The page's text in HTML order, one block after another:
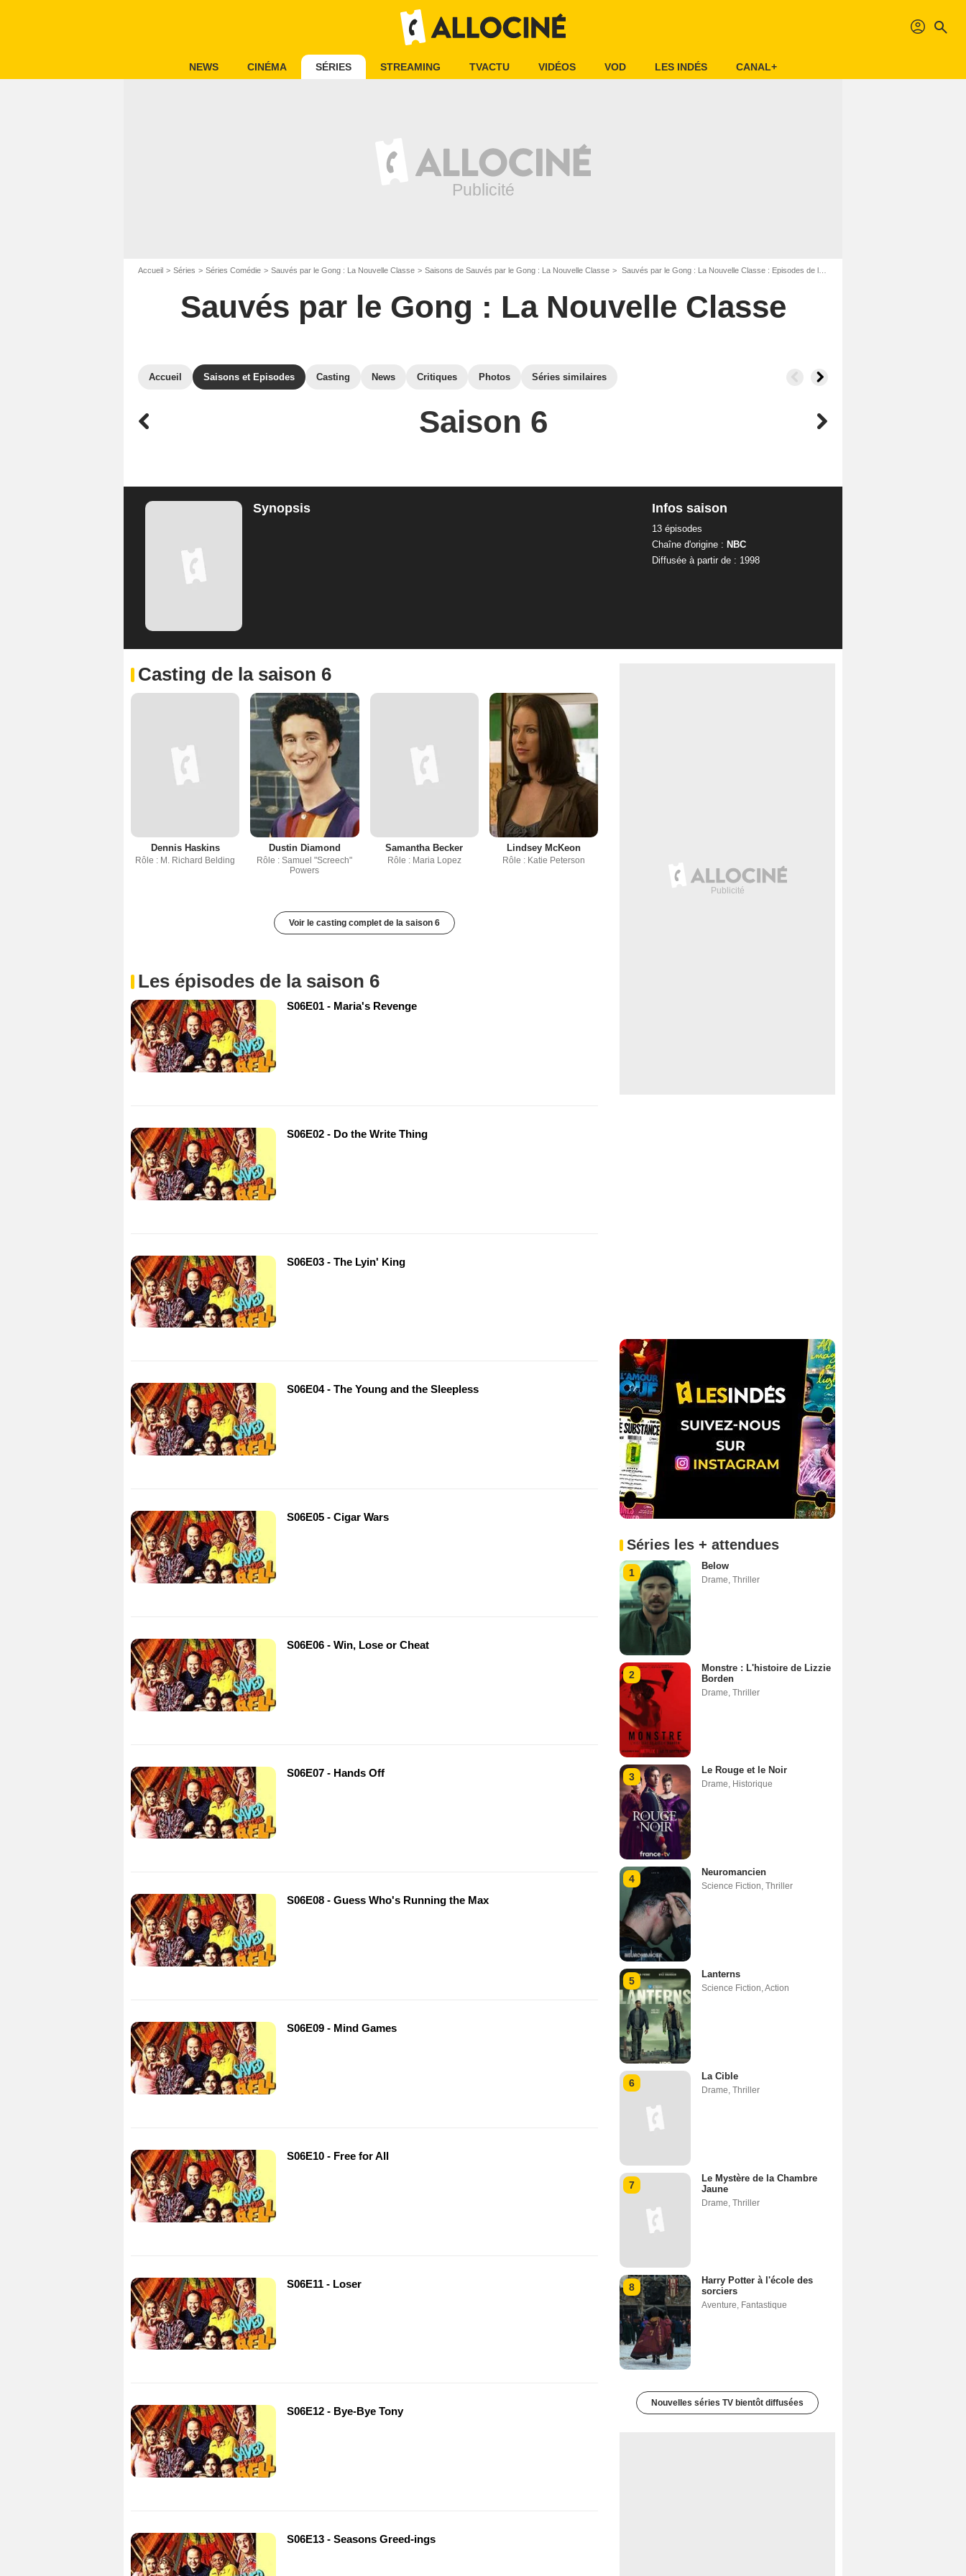
profil search
NEWS CINÉMA SÉRIES STREAMING TVACTU VIDÉOS VOD LES INDÉS CANAL+
Accueil Séries Séries Comédie Sauvés par le Gong : La Nouvelle Classe Saisons de Sauvés par le Gong : La Nouvelle Classe Sauvés par le Gong : La Nouvelle Classe : Episodes de la saison 6
Sauvés par le Gong : La Nouvelle Classe
Accueil Saisons et Episodes Casting News Critiques Photos Séries similaires
Saison 6
Synopsis Infos saison
13 épisodes
Chaîne d'origine : NBC
Diffusée à partir de : 1998
Casting de la saison 6
Dennis Haskins
Rôle : M. Richard Belding
Dustin Diamond
Rôle : Samuel "Screech"
Powers
Samantha Becker
Rôle : Maria Lopez
Lindsey McKeon
Rôle : Katie Peterson
Voir le casting complet de la saison 6
Les épisodes de la saison 6
S06E01 - Maria's Revenge
S06E02 - Do the Write Thing
S06E03 - The Lyin' King
S06E04 - The Young and the Sleepless
S06E05 - Cigar Wars
S06E06 - Win, Lose or Cheat
S06E07 - Hands Off
S06E08 - Guess Who's Running the Max
S06E09 - Mind Games
S06E10 - Free for All
S06E11 - Loser
S06E12 - Bye-Bye Tony
S06E13 - Seasons Greed-ings
Séries les + attendues
1
Below
Drame Thriller
2
Monstre : L'histoire de Lizzie
Borden
Drame Thriller
3
Le Rouge et le Noir
Drame Historique
4
Neuromancien
Science Fiction Thriller
5
Lanterns
Science Fiction Action
6
La Cible
Drame Thriller
7
Le Mystère de la Chambre
Jaune
Drame Thriller
8
Harry Potter à l'école des
sorciers
Aventure Fantastique
Nouvelles séries TV bientôt diffusées